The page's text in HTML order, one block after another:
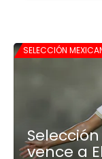
SELECCIÓN
vence a